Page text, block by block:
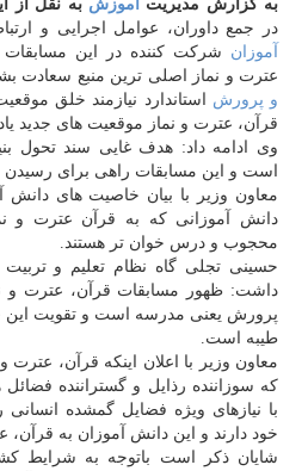
به گزارش مدیریت آموزش به نقل از
در جمع داوران، عوامل اجرایی و
آموزان شرکت کننده در این مسابقات
عترت و نماز اصلی ترین منبع سعادت
و پرورش استاندارد نیازمند خلق
قرآن، عترت و نماز موقعیت های جدید
وی ادامه داد: هدف غایی سند تحول
است و این مسابقات راهی برای
معاون وزیر با بیان خاصیت های دانش
دانش آموزانی که به قرآن عترت و
محجوب و درس خوان تر هستند.
حسینی تجلی گاه نظام تعلیم و
داشت: ظهور مسابقات قرآن، عترت و
پرورش یعنی مدرسه است و تقویت این
طیبه است.
معاون وزیر با اعلان اینکه قرآن، عترت
که سوزاننده رذایل و گستراننده
با نیازهای ویژه فضایل گمشده انسانی
خود دارند و این دانش آموزان به
شایان ذکر است باتوجه به شرایط